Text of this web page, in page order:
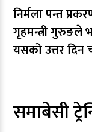
निर्मला पन्त
गृहमन्त्री गुरुङले
यसको उत्तर दिन
समाबेसी